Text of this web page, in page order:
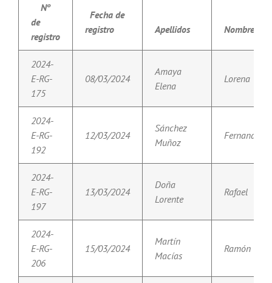
Nº
de
registro
Fecha de
registro
Apellidos Nombre
2024-
E-RG-
175
08/03/2024
Amaya
Elena
Lorena
2024-
E-RG-
192
12/03/2024
Sánchez
Muñoz
Fernando
2024-
E-RG-
197
13/03/2024
Doña
Lorente
Rafael
2024-
E-RG-
206
15/03/2024
Martín
Macías
Ramón